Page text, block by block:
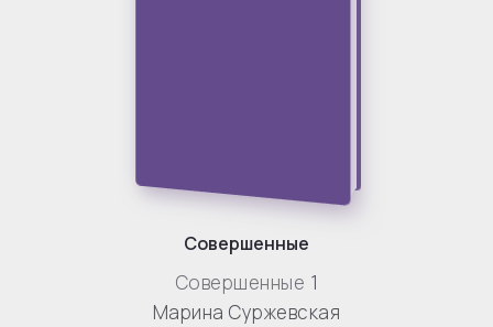
Совершенные
Совершенные 1
Марина Суржевская